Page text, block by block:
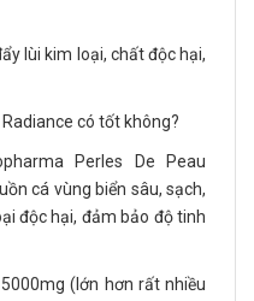
lùi kim loại, chất độc hại,
có tốt không?
Perles De Peau
cá vùng biển sâu, sạch,
độc hại, đảm bảo độ tinh
(lớn hơn rất nhiều